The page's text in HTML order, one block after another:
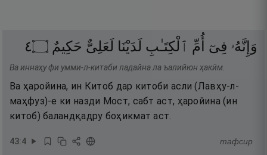
وَإِنَّهُۥ فِىٓ أُمِّ ٱلْكِتَـٰبِ لَدَيْنَا لَعَلِىٌّ حَكِيمٌ ۝٤
Ва иннаҳу фи умми-л-китаби ладайна ла ъалийюн ҳакӣм.
Ва ҳаройина, ин Китоб дар китоби асли (Лавҳу-л-
маҳфуз)-е ки назди Мост, сабт аст, ҳаройина (ин
китоб) баландқадру боҳикмат аст.
43:4 тафсир